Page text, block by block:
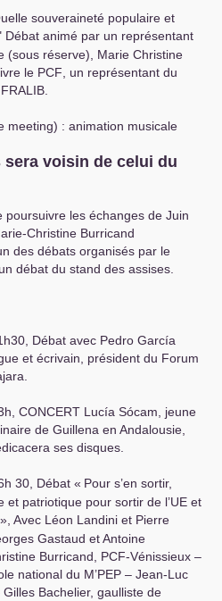
souveraineté populaire et
Débat animé par un représentant
(sous réserve), Marie Christine
le PCF , un représentant du
FRALIB
meeting) : animation musicale
voisin de celui du
les échanges de Juin
Christine Burricand
des débats organisés par le
débat du stand des assises.
Débat avec Pedro García
et écrivain, président du Forum
CONCERT Lucía Sócam, jeune
de Guillena en Andalousie,
ses disques.
30, Débat « Pour s’en sortir,
patriotique pour sortir de l’UE et
», Avec Léon Landini et Pierre
Gastaud et Antoine
Burricand, PCF-Vénissieux –
national du M’PEP – Jean-Luc
Gilles Bachelier, gaulliste de